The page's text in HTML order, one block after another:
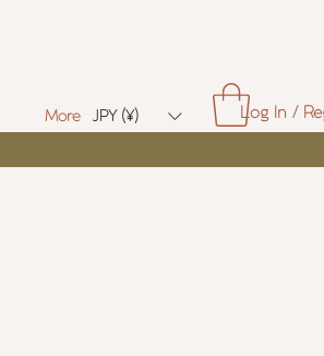
More JPY (¥) Log In /